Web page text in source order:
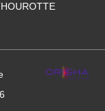
et par la FNAIM,
terrain, immeuble
les villages et
mettons notre